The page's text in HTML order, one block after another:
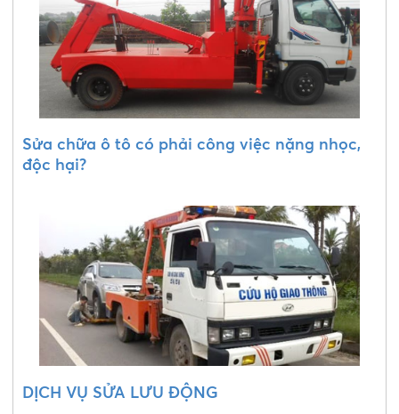
Sửa chữa ô tô có phải công việc nặng nhọc,
độc hại?
DỊCH VỤ SỬA LƯU ĐỘNG